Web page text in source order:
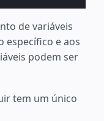
de variáveis
específico e aos
podem ser
tem um único